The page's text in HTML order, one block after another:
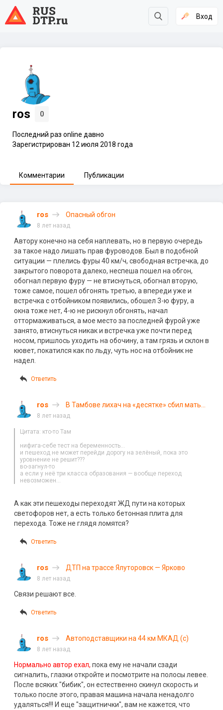
Вход
ros 0
Последний раз online давно
Зарегистрирован 12 июля 2018 года
Комментарии Публикации
ros Опасный обгон
8 лет назад
Автору конечно на себя наплевать, но в первую очередь
за такое надо лишать прав фуроводов. Был в подобной
ситуации — плелись фуры 40 км/ч, свободная встречка, до
закрытого поворота далеко, неспеша пошел на обгон,
обогнал первую фуру — не втиснуться, обогнал вторую,
тоже самое, пошел обгонять третью, а впереди уже и
встречка с отбойником появились, обошел 3-ю фуру, а
окна тоже нет, 4-ю не рискнул обгонять, начал
оттормаживаться, а мое место за последней фурой уже
занято, втиснуться никак и встречка уже почти перед
носом, пришлось уходить на обочину, а там грязь и склон в
кювет, покатился как по льду, чуть нос на отбойник не
надел.
Ответить
ros
В Тамбове лихач на «десятке» сбил мать
двоих детей. ВИДЕО
8 лет назад
Цитата: кто-то Там
нифига-себе тест на беременность…
и пешеход не может перейди дорогу на зелёный, пока это
уровнение не решит???
во-загнул-то
а если у неё три класса образования — вообще переход
невозможен…
А как эти пешеходы переходят ЖД пути на которых
светофоров нет, а есть только бетонная плита для
перехода. Тоже не глядя ломятся?
Ответить
ros ДТП на трассе Ялуторовск — Ярково
8 лет назад
Связи решают все.
Ответить
ros Автоподставщики на 44 км МКАД (с)
8 лет назад
Нормально автор ехал, пока ему не начали сзади
сигналить, глазки откройте и посмотрите на полосы левее.
После всяких "бибик", он естественно скинул скорость и
только после этого, правая машина начала ненадолго
удаляться!!! И еще "защитнички", вам не кажется, что